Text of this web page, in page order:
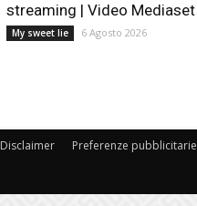
streaming | Video Mediaset
My sweet lie 6 Agosto 2026
Disclaimer Preferenze pubblicitarie